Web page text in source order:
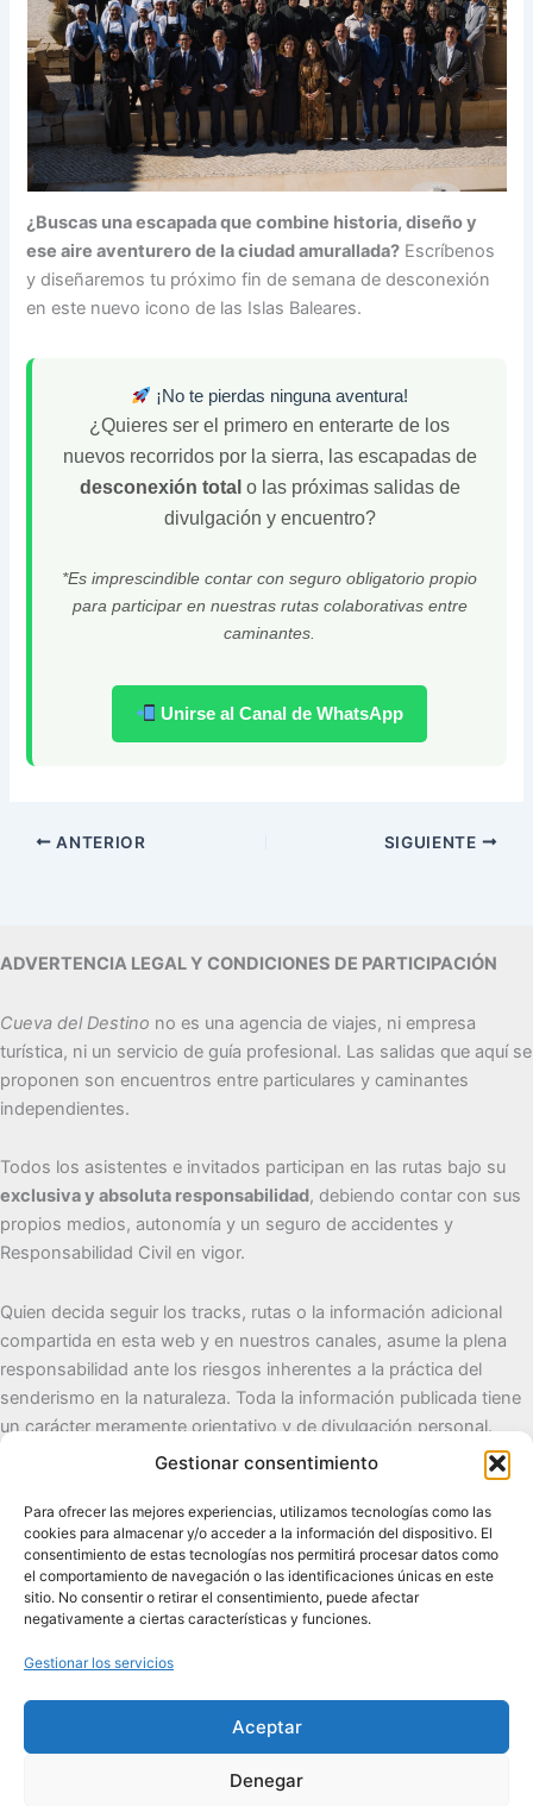
Gestionar consentimiento
Para ofrecer las mejores experiencias, utilizamos tecnologías como las
cookies para almacenar y/o acceder a la información del dispositivo. El
consentimiento de estas tecnologías nos permitirá procesar datos como
el comportamiento de navegación o las identificaciones únicas en este
sitio. No consentir o retirar el consentimiento, puede afectar
negativamente a ciertas características y funciones.
Gestionar los servicios
Aceptar
Denegar
¿Buscas una escapada que combine historia, diseño y
ese aire aventurero de la ciudad amurallada? Escríbenos
y diseñaremos tu próximo fin de semana de desconexión
en este nuevo icono de las Islas Baleares.
¡No te pierdas ninguna aventura!
¿Quieres ser el primero en enterarte de los
nuevos recorridos por la sierra, las escapadas de
desconexión total o las próximas salidas de
divulgación y encuentro?
*Es imprescindible contar con seguro obligatorio propio
para participar en nuestras rutas colaborativas entre
caminantes.
Unirse al Canal de WhatsApp
ANTERIOR SIGUIENTE
ADVERTENCIA LEGAL Y CONDICIONES DE PARTICIPACIÓN
Cueva del Destino no es una agencia de viajes, ni empresa
turística, ni un servicio de guía profesional. Las salidas que aquí se
proponen son encuentros entre particulares y caminantes
independientes.
Todos los asistentes e invitados participan en las rutas bajo su
exclusiva y absoluta responsabilidad, debiendo contar con sus
propios medios, autonomía y un seguro de accidentes y
Responsabilidad Civil en vigor.
Quien decida seguir los tracks, rutas o la información adicional
compartida en esta web y en nuestros canales, asume la plena
responsabilidad ante los riesgos inherentes a la práctica del
senderismo en la naturaleza. Toda la información publicada tiene
un carácter meramente orientativo y de divulgación personal.
Senderismo de autor, naturaleza y pueblos con alma.
Contacto:cuevadeldestino@gmail.com |
+34 722 32 62
1.200 en Instagram